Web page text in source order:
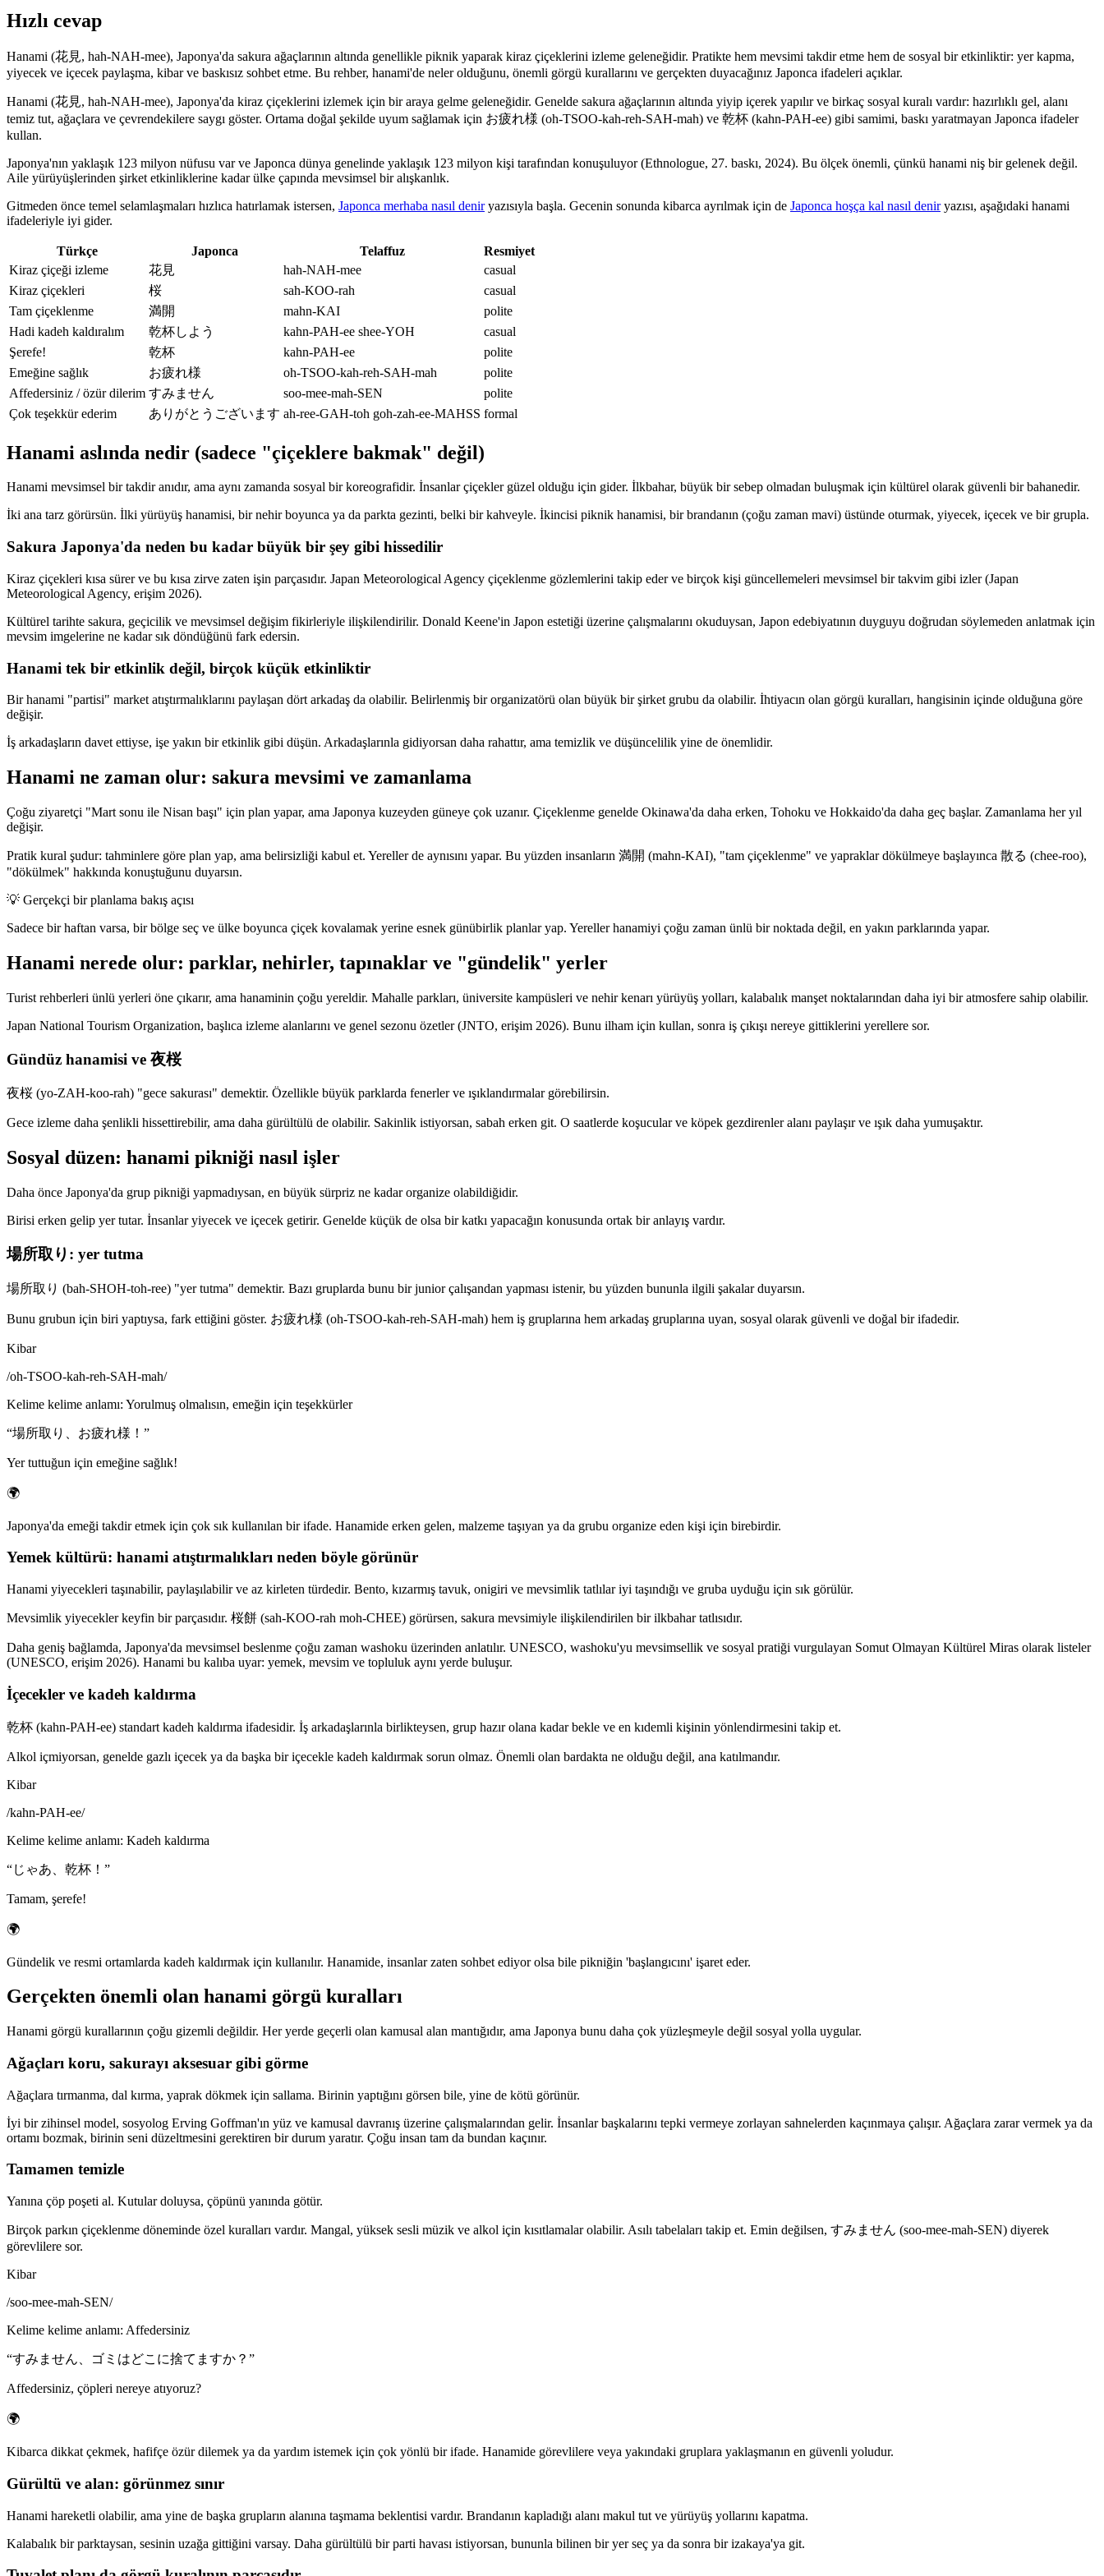
Hızlı cevap
Hanami (花見, hah-NAH-mee), Japonya'da sakura ağaçlarının altında genellikle piknik yaparak kiraz çiçeklerini izleme geleneğidir. Pratikte hem mevsimi takdir etme hem de sosyal bir etkinliktir: yer kapma,
yiyecek ve içecek paylaşma, kibar ve baskısız sohbet etme. Bu rehber, hanami'de neler olduğunu, önemli görgü kurallarını ve gerçekten duyacağınız Japonca ifadeleri açıklar.
Hanami (花見, hah-NAH-mee), Japonya'da kiraz çiçeklerini izlemek için bir araya gelme geleneğidir. Genelde sakura ağaçlarının altında yiyip içerek yapılır ve birkaç sosyal kuralı vardır: hazırlıklı gel, alanı
temiz tut, ağaçlara ve çevrendekilere saygı göster. Ortama doğal şekilde uyum sağlamak için お疲れ様 (oh-TSOO-kah-reh-SAH-mah) ve 乾杯 (kahn-PAH-ee) gibi samimi, baskı yaratmayan Japonca ifadeler
kullan.
Japonya'nın yaklaşık 123 milyon nüfusu var ve Japonca dünya genelinde yaklaşık 123 milyon kişi tarafından konuşuluyor (Ethnologue, 27. baskı, 2024). Bu ölçek önemli, çünkü hanami niş bir gelenek değil.
Aile yürüyüşlerinden şirket etkinliklerine kadar ülke çapında mevsimsel bir alışkanlık.
Gitmeden önce temel selamlaşmaları hızlıca hatırlamak istersen, Japonca merhaba nasıl deniryazısıyla başla. Gecenin sonunda kibarca ayrılmak için de Japonca hoşça kal nasıl deniryazısı, aşağıdaki hanami
ifadeleriyle iyi gider.
Türkçe Japonca Telaffuz
Resmiyet
Kiraz çiçeği izleme
花見 hah-NAH-mee
casual
Kiraz çiçekleri
桜 sah-KOO-rah
casual
Tam çiçeklenme
満開 mahn-KAI
polite
Hadi kadeh kaldıralım
乾杯しよう kahn-PAH-ee shee-YOH
casual
Şerefe!
乾杯 kahn-PAH-ee
polite
Emeğine sağlık
お疲れ様 oh-TSOO-kah-reh-SAH-mah
polite
Affedersiniz / özür dilerim すみません soo-mee-mah-SEN
polite
Çok teşekkür ederim
ありがとうございます ah-ree-GAH-toh goh-zah-ee-MAHSS formal
Hanami aslında nedir (sadece "çiçeklere bakmak" değil)
Hanami mevsimsel bir takdir anıdır, ama aynı zamanda sosyal bir koreografidir. İnsanlar çiçekler güzel olduğu için gider. İlkbahar, büyük bir sebep olmadan buluşmak için kültürel olarak güvenli bir bahanedir.
İki ana tarz görürsün. İlki yürüyüş hanamisi, bir nehir boyunca ya da parkta gezinti, belki bir kahveyle. İkincisi piknik hanamisi, bir brandanın (çoğu zaman mavi) üstünde oturmak, yiyecek, içecek ve bir grupla.
Sakura Japonya'da neden bu kadar büyük bir şey gibi hissedilir
Kiraz çiçekleri kısa sürer ve bu kısa zirve zaten işin parçasıdır. Japan Meteorological Agency çiçeklenme gözlemlerini takip eder ve birçok kişi güncellemeleri mevsimsel bir takvim gibi izler (Japan
Meteorological Agency, erişim 2026).
Kültürel tarihte sakura, geçicilik ve mevsimsel değişim fikirleriyle ilişkilendirilir. Donald Keene'in Japon estetiği üzerine çalışmalarını okuduysan, Japon edebiyatının duyguyu doğrudan söylemeden anlatmak için
mevsim imgelerine ne kadar sık döndüğünü fark edersin.
Hanami tek bir etkinlik değil, birçok küçük etkinliktir
Bir hanami "partisi" market atıştırmalıklarını paylaşan dört arkadaş da olabilir. Belirlenmiş bir organizatörü olan büyük bir şirket grubu da olabilir. İhtiyacın olan görgü kuralları, hangisinin içinde olduğuna göre
değişir.
İş arkadaşların davet ettiyse, işe yakın bir etkinlik gibi düşün. Arkadaşlarınla gidiyorsan daha rahattır, ama temizlik ve düşüncelilik yine de önemlidir.
Hanami ne zaman olur: sakura mevsimi ve zamanlama
Çoğu ziyaretçi "Mart sonu ile Nisan başı" için plan yapar, ama Japonya kuzeyden güneye çok uzanır. Çiçeklenme genelde Okinawa'da daha erken, Tohoku ve Hokkaido'da daha geç başlar. Zamanlama her yıl
değişir.
Pratik kural şudur: tahminlere göre plan yap, ama belirsizliği kabul et. Yereller de aynısını yapar. Bu yüzden insanların 満開 (mahn-KAI), "tam çiçeklenme" ve yapraklar dökülmeye başlayınca 散る (chee-roo),
"dökülmek" hakkında konuştuğunu duyarsın.
💡 Gerçekçi bir planlama bakış açısı
Sadece bir haftan varsa, bir bölge seç ve ülke boyunca çiçek kovalamak yerine esnek günübirlik planlar yap. Yereller hanamiyi çoğu zaman ünlü bir noktada değil, en yakın parklarında yapar.
Hanami nerede olur: parklar, nehirler, tapınaklar ve "gündelik" yerler
Turist rehberleri ünlü yerleri öne çıkarır, ama hanaminin çoğu yereldir. Mahalle parkları, üniversite kampüsleri ve nehir kenarı yürüyüş yolları, kalabalık manşet noktalarından daha iyi bir atmosfere sahip olabilir.
Japan National Tourism Organization, başlıca izleme alanlarını ve genel sezonu özetler (JNTO, erişim 2026). Bunu ilham için kullan, sonra iş çıkışı nereye gittiklerini yerellere sor.
Gündüz hanamisi ve 夜桜
夜桜 (yo-ZAH-koo-rah) "gece sakurası" demektir. Özellikle büyük parklarda fenerler ve ışıklandırmalar görebilirsin.
Gece izleme daha şenlikli hissettirebilir, ama daha gürültülü de olabilir. Sakinlik istiyorsan, sabah erken git. O saatlerde koşucular ve köpek gezdirenler alanı paylaşır ve ışık daha yumuşaktır.
Sosyal düzen: hanami pikniği nasıl işler
Daha önce Japonya'da grup pikniği yapmadıysan, en büyük sürpriz ne kadar organize olabildiğidir.
Birisi erken gelip yer tutar. İnsanlar yiyecek ve içecek getirir. Genelde küçük de olsa bir katkı yapacağın konusunda ortak bir anlayış vardır.
場所取り: yer tutma
場所取り (bah-SHOH-toh-ree) "yer tutma" demektir. Bazı gruplarda bunu bir junior çalışandan yapması istenir, bu yüzden bununla ilgili şakalar duyarsın.
Bunu grubun için biri yaptıysa, fark ettiğini göster. お疲れ様 (oh-TSOO-kah-reh-SAH-mah) hem iş gruplarına hem arkadaş gruplarına uyan, sosyal olarak güvenli ve doğal bir ifadedir.
Kibar
/oh-TSOO-kah-reh-SAH-mah/
Kelime kelime anlamı: Yorulmuş olmalısın, emeğin için teşekkürler
“場所取り、お疲れ様！ ”
Yer tuttuğun için emeğine sağlık!
🌍
Japonya'da emeği takdir etmek için çok sık kullanılan bir ifade. Hanamide erken gelen, malzeme taşıyan ya da grubu organize eden kişi için birebirdir.
Yemek kültürü: hanami atıştırmalıkları neden böyle görünür
Hanami yiyecekleri taşınabilir, paylaşılabilir ve az kirleten türdedir. Bento, kızarmış tavuk, onigiri ve mevsimlik tatlılar iyi taşındığı ve gruba uyduğu için sık görülür.
Mevsimlik yiyecekler keyfin bir parçasıdır. 桜餅 (sah-KOO-rah moh-CHEE) görürsen, sakura mevsimiyle ilişkilendirilen bir ilkbahar tatlısıdır.
Daha geniş bağlamda, Japonya'da mevsimsel beslenme çoğu zaman washoku üzerinden anlatılır. UNESCO, washoku'yu mevsimsellik ve sosyal pratiği vurgulayan Somut Olmayan Kültürel Miras olarak listeler
(UNESCO, erişim 2026). Hanami bu kalıba uyar: yemek, mevsim ve topluluk aynı yerde buluşur.
İçecekler ve kadeh kaldırma
乾杯 (kahn-PAH-ee) standart kadeh kaldırma ifadesidir. İş arkadaşlarınla birlikteysen, grup hazır olana kadar bekle ve en kıdemli kişinin yönlendirmesini takip et.
Alkol içmiyorsan, genelde gazlı içecek ya da başka bir içecekle kadeh kaldırmak sorun olmaz. Önemli olan bardakta ne olduğu değil, ana katılmandır.
Kibar
/kahn-PAH-ee/
Kelime kelime anlamı: Kadeh kaldırma
“じゃあ、乾杯！ ”
Tamam, şerefe!
🌍
Gündelik ve resmi ortamlarda kadeh kaldırmak için kullanılır. Hanamide, insanlar zaten sohbet ediyor olsa bile pikniğin 'başlangıcını' işaret eder.
Gerçekten önemli olan hanami görgü kuralları
Hanami görgü kurallarının çoğu gizemli değildir. Her yerde geçerli olan kamusal alan mantığıdır, ama Japonya bunu daha çok yüzleşmeyle değil sosyal yolla uygular.
Ağaçları koru, sakurayı aksesuar gibi görme
Ağaçlara tırmanma, dal kırma, yaprak dökmek için sallama. Birinin yaptığını görsen bile, yine de kötü görünür.
İyi bir zihinsel model, sosyolog Erving Goffman'ın yüz ve kamusal davranış üzerine çalışmalarından gelir. İnsanlar başkalarını tepki vermeye zorlayan sahnelerden kaçınmaya çalışır. Ağaçlara zarar vermek ya da
ortamı bozmak, birinin seni düzeltmesini gerektiren bir durum yaratır. Çoğu insan tam da bundan kaçınır.
Tamamen temizle
Yanına çöp poşeti al. Kutular doluysa, çöpünü yanında götür.
Birçok parkın çiçeklenme döneminde özel kuralları vardır. Mangal, yüksek sesli müzik ve alkol için kısıtlamalar olabilir. Asılı tabelaları takip et. Emin değilsen, すみません (soo-mee-mah-SEN) diyerek
görevlilere sor.
Kibar
/soo-mee-mah-SEN/
Kelime kelime anlamı: Affedersiniz
“すみません、ゴミはどこに捨てますか？ ”
Affedersiniz, çöpleri nereye atıyoruz?
🌍
Kibarca dikkat çekmek, hafifçe özür dilemek ya da yardım istemek için çok yönlü bir ifade. Hanamide görevlilere veya yakındaki gruplara yaklaşmanın en güvenli yoludur.
Gürültü ve alan: görünmez sınır
Hanami hareketli olabilir, ama yine de başka grupların alanına taşmama beklentisi vardır. Brandanın kapladığı alanı makul tut ve yürüyüş yollarını kapatma.
Kalabalık bir parktaysan, sesinin uzağa gittiğini varsay. Daha gürültülü bir parti havası istiyorsan, bununla bilinen bir yer seç ya da sonra bir izakaya'ya git.